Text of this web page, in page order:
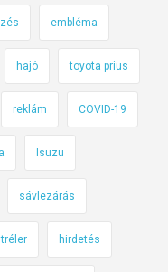
embléma
hajó toyota prius
reklám COVID-19
Isuzu
sávlezárás
tréler hirdetés